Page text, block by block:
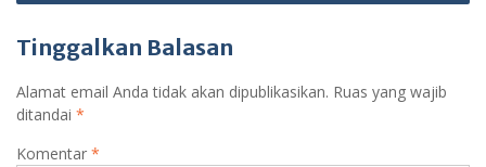
Tinggalkan Balasan
Alamat email Anda tidak akan dipublikasikan. Ruas yang wajib
ditandai *
Komentar *